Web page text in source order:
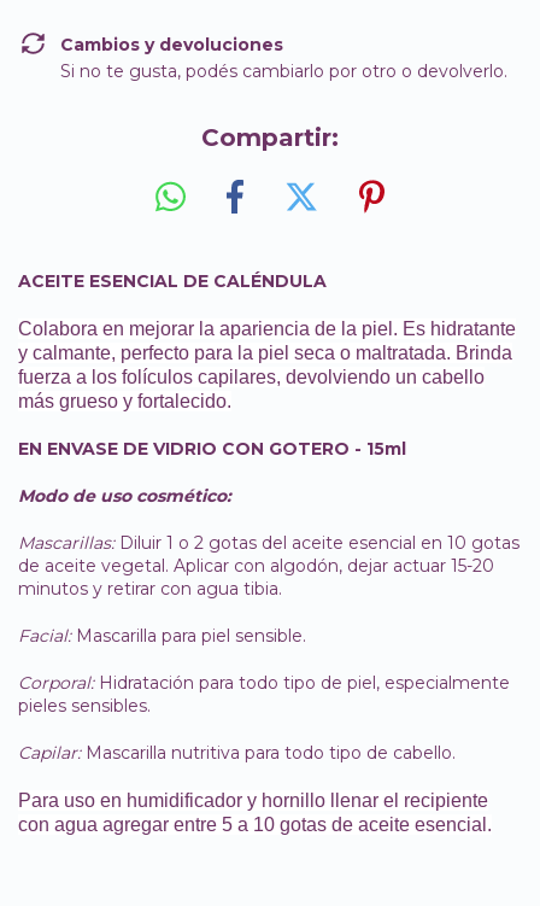
Cambios y devoluciones
Si no te gusta, podés cambiarlo por otro o devolverlo.
Compartir:
ACEITE ESENCIAL DE CALÉNDULA
Colabora en mejorar la apariencia de la piel. Es hidratante
y calmante, perfecto para la piel seca o maltratada. Brinda
fuerza a los folículos capilares, devolviendo un cabello
más grueso y fortalecido.
EN ENVASE DE VIDRIO CON GOTERO - 15ml
Modo de uso cosmético:
Mascarillas: Diluir 1 o 2 gotas del aceite esencial en 10 gotas
de aceite vegetal. Aplicar con algodón, dejar actuar 15-20
minutos y retirar con agua tibia.
Facial:Mascarilla para piel sensible.
Corporal:Hidratación para todo tipo de piel, especialmente
pieles sensibles.
Capilar:Mascarilla nutritiva para todo tipo de cabello.
Para uso en humidificador y hornillo llenar el recipiente
con agua agregar entre 5 a 10 gotas de aceite esencial.